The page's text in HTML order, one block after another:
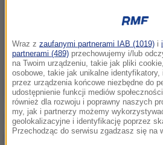
To było piąte spotkanie tych
zwycięstwo Radwańskiej. Mecz
Wraz z zaufanymi partnerami IAB (1019) i
partnerami (489) przechowujemy i/lub
na Twoim urządzeniu, takie jak pliki
osobowe, takie jak unikalne identyfikatory,
przez urządzenia końcowe niezbędne do
udostępnienie funkcji mediów
również dla rozwoju i poprawny naszych
my, jak i partnerzy możemy
geolokalizacyjne i identyfikację poprzez
Przechodząc do serwisu zgadzasz się na